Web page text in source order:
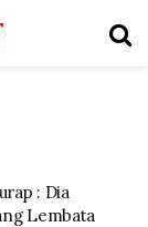
: Dia
Lembata